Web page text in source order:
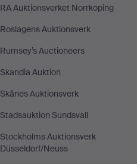
RA Auktionsverket Norrköping
Roslagens Auktionsverk
Rumsey’s Auctioneers
Skandia Auktion
Skånes Auktionsverk
Stadsauktion Sundsvall
Stockholms Auktionsverk
Düsseldorf/Neuss